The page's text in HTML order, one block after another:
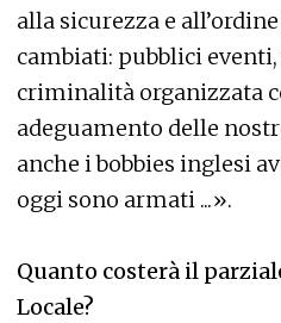
alla sicurezza e
cambiati: pubblici
criminalità organizzata
adeguamento delle
anche i bobbies inglesi
oggi sono armati ...».
Quanto costerà il
Locale?